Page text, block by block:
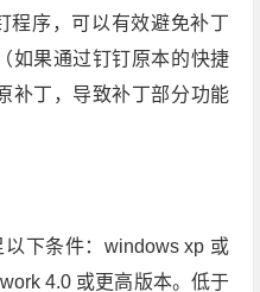
程序，可以有效避免补丁
如果通过钉钉原本的快捷
补丁，导致补丁部分功能
下条件：windows xp 或
4.0 或更高版本。低于